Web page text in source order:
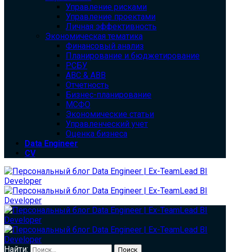
Управление рисками
Управление проектами
Личная эффективность
Экономическая тематика
Финансовый анализ
Планирование и бюджетирование
РСБУ
ABC & ABB
Отчетность
Бизнес-планирование
МСФО
Экономические статьи
Управленческий учет
Оценка бизнеса
Data Engineer
CV
Найти: